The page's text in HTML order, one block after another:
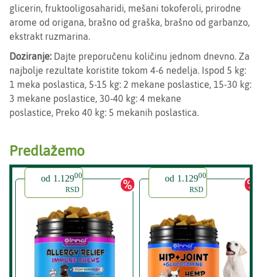
glicerin, fruktooligosaharidi, mešani tokoferoli, prirodne
arome od origana, brašno od graška, brašno od garbanzo,
ekstrakt ruzmarina.
Doziranje: Dajte preporučenu količinu jednom dnevno. Za
najbolje rezultate koristite tokom 4-6 nedelja. Ispod 5 kg:
1 meka poslastica, 5-15 kg: 2 mekane poslastice, 15-30 kg:
3 mekane poslastice, 30-40 kg: 4 mekane
poslastice, Preko 40 kg: 5 mekanih poslastica.
Predlažemo
od 1.12900
RSD
od 1.12900
RSD